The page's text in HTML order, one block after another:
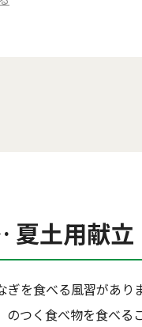
夏土用献立
を食べる風習があり
つく食べ物を食べ